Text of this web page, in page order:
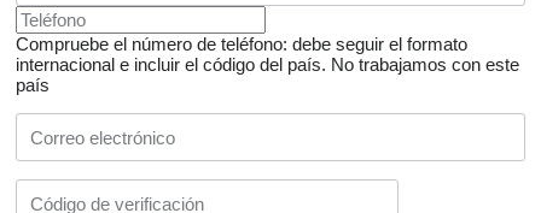
Compruebe el número de teléfono: debe seguir el formato
internacional e incluir el código del país. No trabajamos con este
país